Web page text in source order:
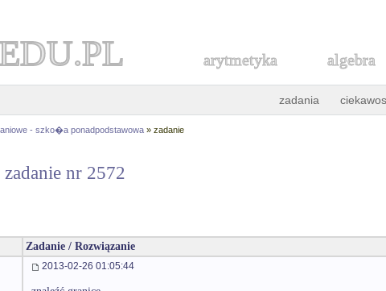
arytmetyka algebra
zadania
- szko�a ponadpodstawowa » zadanie
nr 2572
Zadanie / Rozwiązanie
2013-02-26 01:05:44